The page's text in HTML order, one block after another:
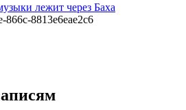
лежит через Баха
866c-8813e6eae2c6